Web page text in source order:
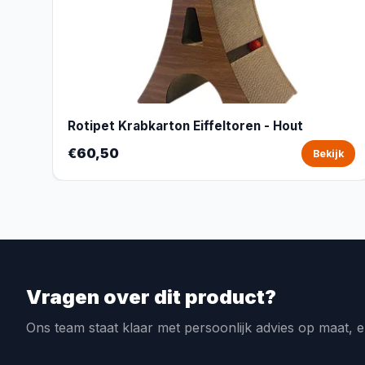
Rotipet Krabkarton Eiffeltoren - Hout
€60,50 Bekijk
Vragen over dit product?
Ons team staat klaar met persoonlijk advies op maat,